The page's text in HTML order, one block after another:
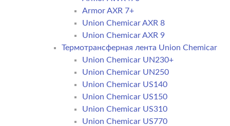
Armor AXR 7+
Union Chemicar AXR 8
Union Chemicar AXR 9
Термотрансферная лента Union Chemicar
Union Chemicar UN230+
Union Chemicar UN250
Union Chemicar US140
Union Chemicar US150
Union Chemicar US310
Union Chemicar US770